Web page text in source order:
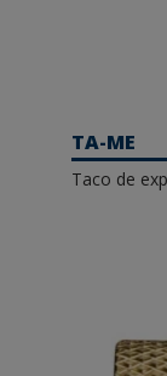
TA-ME
Taco de